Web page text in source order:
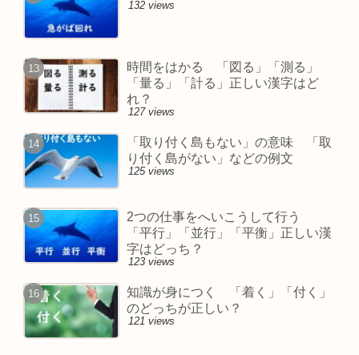
132 views
時間をはかる 「図る」「測る」
「量る」「計る」正しい漢字はど
れ？
127 views
「取り付く島もない」の意味 「取
り付く島がない」などの例文
125 views
2つの仕事をへいこうして行う
「平行」「並行」「平衡」正しい漢
字はどっち？
123 views
知識が身につく 「着く」「付く」
のどっちが正しい？
121 views